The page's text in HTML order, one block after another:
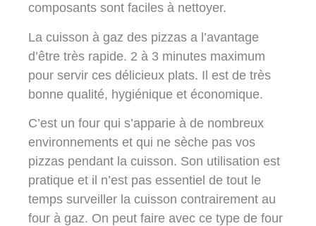
composants sont faciles à nettoyer.
La cuisson à gaz des pizzas a l’avantage
d’être très rapide. 2 à 3 minutes maximum
pour servir ces délicieux plats. Il est de très
bonne qualité, hygiénique et économique.
C’est un four qui s’apparie à de nombreux
environnements et qui ne sèche pas vos
pizzas pendant la cuisson. Son utilisation est
pratique et il n’est pas essentiel de tout le
temps surveiller la cuisson contrairement au
four à gaz. On peut faire avec ce type de four